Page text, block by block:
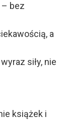
– bez
a
siły, nie
książek i